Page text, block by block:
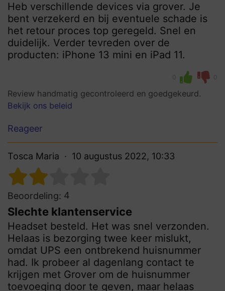
Heb verschillende devices via grover. Je
bent verzekerd en bij eventuele schade is
het retour proces top geregeld. Snel en
duidelijk. Verder tevreden over de
producten: iPhone 13 mini en iPad 11.
0 0
Review handmatig gecontroleerd en goedgekeurd.
Bekijk ons beleid
Reageer
Tosca Maria 10 augustus 2022, 10:33
Beoordeling: 4
Slechte klantenservice
Headset besteld. Het was snel verzonden.
Helaas is bezorging twee keer mislukt,
omdat UPS een ontbrekend huisnummer
had. Ik probeer al dagenlang contact te
krijgen met Grover om de huisnummer
toevoeging door te geven, maar helaas